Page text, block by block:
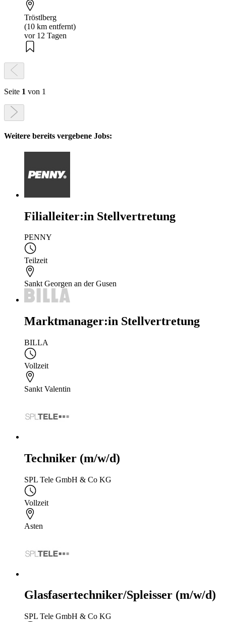
Tröstlberg
(10 km entfernt)
vor 12 Tagen
Seite 1 von 1
Weitere bereits vergebene Jobs:
Filialleiter:in Stellvertretung
PENNY
Teilzeit
Sankt Georgen an der Gusen
Marktmanager:in Stellvertretung
BILLA
Vollzeit
Sankt Valentin
Techniker (m/w/d)
SPL Tele GmbH & Co KG
Vollzeit
Asten
Glasfasertechniker/Spleisser (m/w/d)
SPL Tele GmbH & Co KG